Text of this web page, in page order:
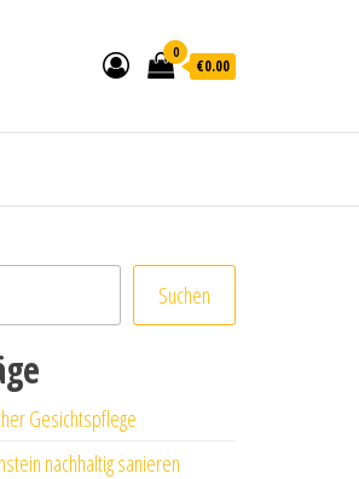
0
€0.00
Suchen
Gesichtspflege
nachhaltig sanieren